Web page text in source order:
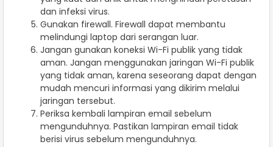
dan infeksi virus.
Gunakan firewall. Firewall dapat membantu
melindungi laptop dari serangan luar.
Jangan gunakan koneksi Wi-Fi publik yang tidak
aman. Jangan menggunakan jaringan Wi-Fi publik
yang tidak aman, karena seseorang dapat dengan
mudah mencuri informasi yang dikirim melalui
jaringan tersebut.
Periksa kembali lampiran email sebelum
mengunduhnya. Pastikan lampiran email tidak
berisi virus sebelum mengunduhnya.